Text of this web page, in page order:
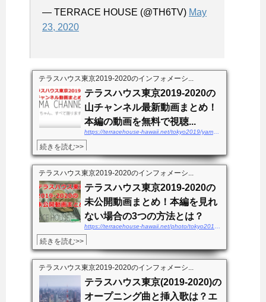
— TERRACE HOUSE (@TH6TV) May
23, 2020
テラスハウス東京2019-2020のインフォメーシ...
テラスハウス東京2019-2020の
山チャンネル最新動画まとめ！
本編の動画を無料で視聴...
続きを読む>>
テラスハウス東京2019-2020のインフォメーシ...
テラスハウス東京2019-2020の
未公開動画まとめ！本編を見れ
ない場合の3つの方法とは？
続きを読む>>
テラスハウス東京2019-2020のインフォメーシ...
テラスハウス東京(2019-2020)の
オープニング曲と挿入歌は？エ